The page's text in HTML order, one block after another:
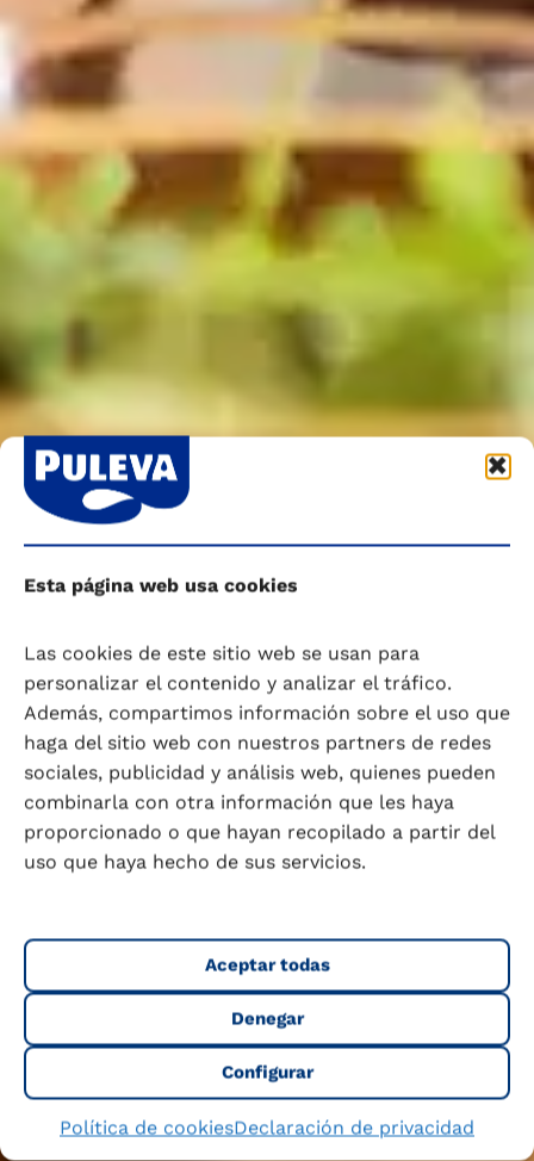
Esta página web usa cookies
Las cookies de este sitio web se usan para
personalizar el contenido y analizar el tráfico.
Además, compartimos información sobre el uso que
haga del sitio web con nuestros partners de redes
sociales, publicidad y análisis web, quienes pueden
combinarla con otra información que les haya
proporcionado o que hayan recopilado a partir del
uso que haya hecho de sus servicios.
Aceptar todas
Denegar
Configurar
Política de cookiesDeclaración de privacidad